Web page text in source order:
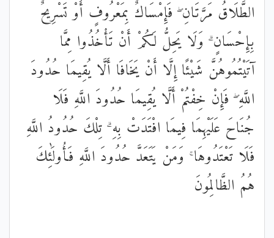
الطَّلَاقُ مَرَّتَانِ ۖ فَإِمْسَاكٌ بِمَعْرُوفٍ أَوْ تَسْرِيحٌ
بِإِحْسَانٍ ۗ وَلَا يَحِلُّ لَكُمْ أَنْ تَأْخُذُوا مِمَّا
آتَيْتُمُوهُنَّ شَيْئًا إِلَّا أَنْ يَخَافَا أَلَّا يُقِيمَا حُدُودَ
اللَّهِ ۖ فَإِنْ خِفْتُمْ أَلَّا يُقِيمَا حُدُودَ اللَّهِ فَلَا
جُنَاحَ عَلَيْهِمَا فِيمَا افْتَدَتْ بِهِ ۗ تِلْكَ حُدُودُ اللَّهِ
فَلَا تَعْتَدُوهَا ۚ وَمَنْ يَتَعَدَّ حُدُودَ اللَّهِ فَأُولَٰئِكَ
هُمُ الظَّالِمُونَ